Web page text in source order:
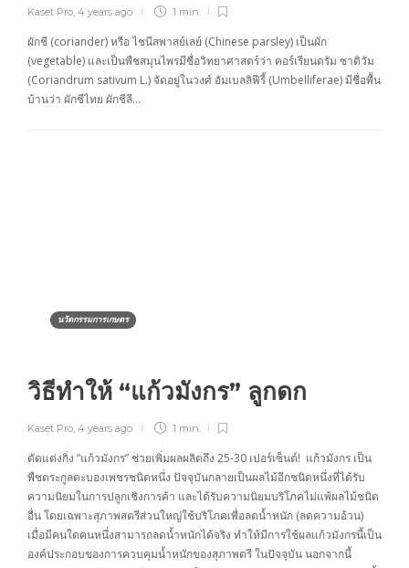
Kaset Pro, 4 years ago 1 min
ผักชี (coriander) หรือ ไชนีสพาสย์เลย์ (Chinese parsley) เป็นผัก
(vegetable) และเป็นพืชสมุนไพรมีชื่อวิทยาศาสตร์ว่า คอร์เรียนดรัม ซาติวัม
(Coriandrum sativum L.) จัดอยู่ในวงศ์ อัมเบลลิฟีรี้ (Umbelliferae) มีชื่อพื้น
บ้านว่า ผักชีไทย ผักชีลี…
นวัตกรรมการเกษตร
วิธีทำให้ “แก้วมังกร” ลูกดก
Kaset Pro, 4 years ago 1 min
ตัดแต่งกิ่ง “แก้วมังกร” ช่วยเพิ่มผลผลิตถึง 25-30 เปอร์เซ็นต์! แก้วมังกร เป็น
พืชตระกูลตะบองเพชรชนิดหนึ่ง ปัจจุบันกลายเป็นผลไม้อีกชนิดหนึ่งที่ได้รับ
ความนิยมในการปลูกเชิงการค้า และได้รับความนิยมบริโภคไม่แพ้ผลไม้ชนิด
อื่น โดยเฉพาะสุภาพสตรีส่วนใหญ่ใช้บริโภคเพื่อลดน้ำหนัก (ลดความอ้วน)
เมื่อมีคนใดคนหนึ่งสามารถลดน้ำหนักได้จริง ทำให้มีการใช้ผลแก้วมังกรนี้เป็น
องค์ประกอบของการควบคุมน้ำหนักของสุภาพตรี ในปัจจุบัน นอกจากนี้